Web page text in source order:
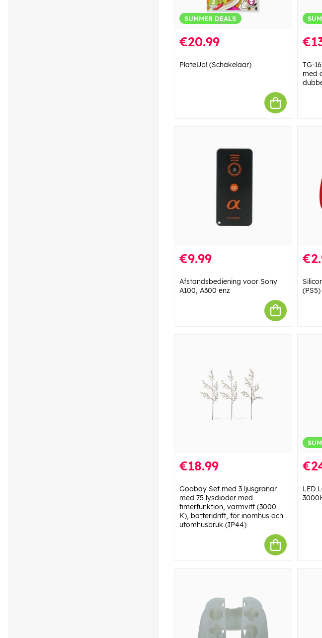
SUMMER DEALS
€20.99
PlateUp! (Schakelaar)
TG-
med
€9.99
Afstandsbediening voor Sony
A100, A300 enz
€18.99
Goobay Set med 3 ljusgranar
med 75 lysdioder med
timerfunktion, varmvitt (3000
K), batteridrift, för inomhus och
utomhusbruk (IP44)
LED